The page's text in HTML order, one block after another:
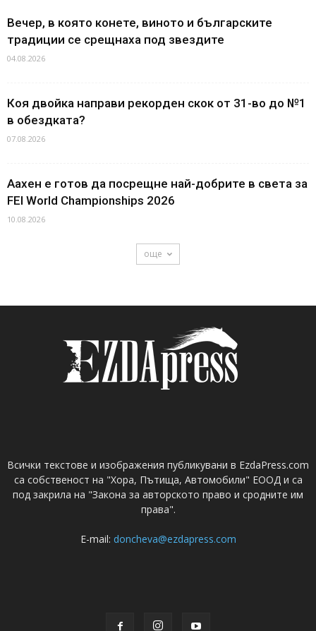
Вечер, в която конете, виното и българските
традиции се срещнаха под звездите
04.08.2026
Коя двойка направи рекорден скок от 31-во до №1
в обездката?
07.08.2026
Аахен е готов да посрещне най-добрите в света за
FEI World Championships 2026
10.08.2026
още
Всички текстове и изображения публикувани в EzdaPress.com
са собственост на "Хора, Пътища, Автомобили" ЕООД и са
под закрила на "Закона за авторското право и сродните им
права".
E-mail: doncheva@ezdapress.com